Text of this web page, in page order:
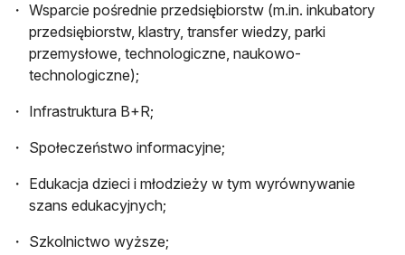
Wsparcie pośrednie przedsiębiorstw (m.in. inkubatory
przedsiębiorstw, klastry, transfer wiedzy, parki
przemysłowe, technologiczne, naukowo-
technologiczne);
Infrastruktura B+R;
Społeczeństwo informacyjne;
Edukacja dzieci i młodzieży w tym wyrównywanie
szans edukacyjnych;
Szkolnictwo wyższe;